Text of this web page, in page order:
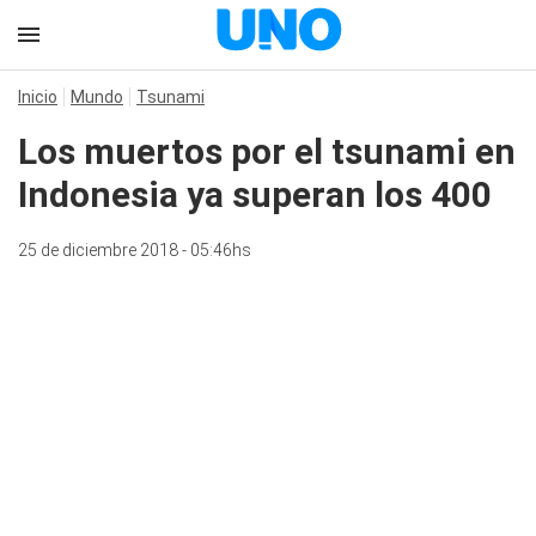
Inicio Mundo Tsunami
Los muertos por el tsunami en
Indonesia ya superan los 400
25 de diciembre 2018 - 05:46hs